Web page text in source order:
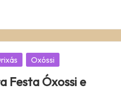
Oxóssi
Festa Óxossi e